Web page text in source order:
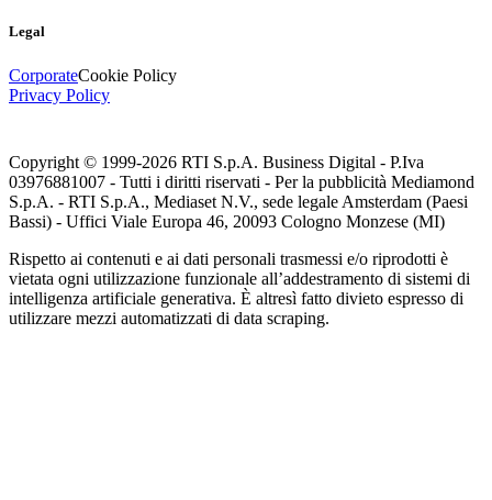
Legal
CorporateCookie Policy
Privacy Policy
Copyright © 1999-2026 RTI S.p.A. Business Digital - P.Iva
03976881007 - Tutti i diritti riservati - Per la pubblicità Mediamond
S.p.A. - RTI S.p.A., Mediaset N.V., sede legale Amsterdam (Paesi
Bassi) - Uffici Viale Europa 46, 20093 Cologno Monzese (MI)
Rispetto ai contenuti e ai dati personali trasmessi e/o riprodotti è
vietata ogni utilizzazione funzionale all’addestramento di sistemi di
intelligenza artificiale generativa. È altresì fatto divieto espresso di
utilizzare mezzi automatizzati di data scraping.